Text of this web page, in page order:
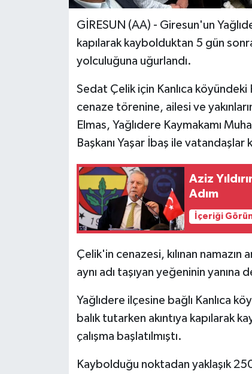
GİRESUN (AA) - Giresun'un
kapılarak kaybolduktan 5 gün
yolculuğuna uğurlandı.
Sedat Çelik için Kanlıca
cenaze törenine, ailesi ve
Elmas, Yağlıdere Kaymakamı
Başkanı Yaşar İbaş ile vatandaşlar
Aziz
Adım
İçeriği
Çelik'in cenazesi, kılınan namazın
aynı adı taşıyan yeğeninin yanına
Yağlıdere ilçesine bağlı Kanlıca
balık tutarken akıntıya kapılarak
çalışma başlatılmıştı.
Kaybolduğu noktadan yaklaşık